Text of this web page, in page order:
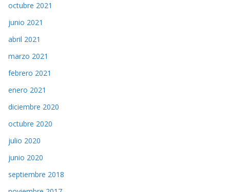
octubre 2021
junio 2021
abril 2021
marzo 2021
febrero 2021
enero 2021
diciembre 2020
octubre 2020
julio 2020
junio 2020
septiembre 2018